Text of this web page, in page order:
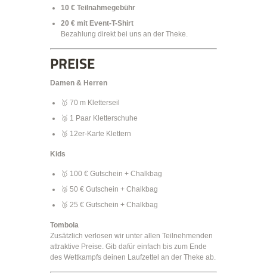
10 € Teilnahmegebühr
20 € mit Event-T-Shirt
Bezahlung direkt bei uns an der Theke.
PREISE
Damen & Herren
🥇 70 m Kletterseil
🥈 1 Paar Kletterschuhe
🥉 12er-Karte Klettern
Kids
🥇 100 € Gutschein + Chalkbag
🥈 50 € Gutschein + Chalkbag
🥉 25 € Gutschein + Chalkbag
Tombola
Zusätzlich verlosen wir unter allen Teilnehmenden
attraktive Preise. Gib dafür einfach bis zum Ende
des Wettkampfs deinen Laufzettel an der Theke ab.